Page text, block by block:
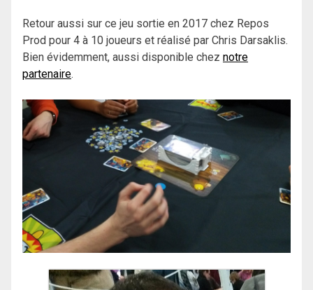
Retour aussi sur ce jeu sortie en 2017 chez Repos
Prod pour 4 à 10 joueurs et réalisé par Chris Darsaklis.
Bien évidemment, aussi disponible chez notre
partenaire.